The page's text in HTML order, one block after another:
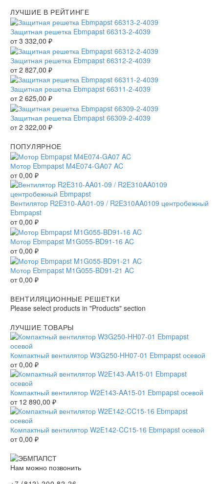
ЛУЧШИЕ В РЕЙТИНГЕ
Защитная решетка Ebmpapst 66313-2-4039
от3 332,00 ₽
Защитная решетка Ebmpapst 66312-2-4039
от2 827,00 ₽
Защитная решетка Ebmpapst 66311-2-4039
от2 625,00 ₽
Защитная решетка Ebmpapst 66309-2-4039
от2 322,00 ₽
ПОПУЛЯРНОЕ
Мотор Ebmpapst M4E074-GA07 AC
от0,00 ₽
Вентилятор R2E310-AA01-09 / R2E310AA0109 центробежный
Ebmpapst
от0,00 ₽
Мотор Ebmpapst M1G055-BD91-16 AC
от0,00 ₽
Мотор Ebmpapst M1G055-BD91-21 AC
от0,00 ₽
ВЕНТИЛЯЦИОННЫЕ РЕШЕТКИ
Please select products in "Products" section
ЛУЧШИЕ ТОВАРЫ
Компактный вентилятор W3G250-HH07-01 Ebmpapst осевой
от0,00 ₽
Компактный вентилятор W2E143-AA15-01 Ebmpapst осевой
от 12 890,00 ₽
Компактный вентилятор W2E142-CC15-16 Ebmpapst осевой
от0,00 ₽
Нам можно позвонить